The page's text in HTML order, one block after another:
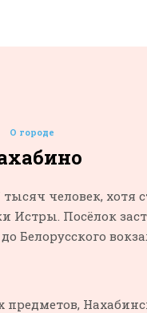
О городе
человек, хотя
Истры. Посёлок
Белорусского